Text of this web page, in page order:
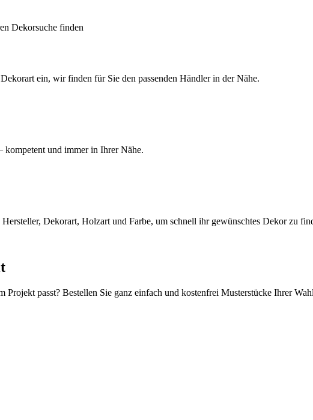
Dekorsuche finden
ein, wir finden für Sie den passenden Händler in der Nähe.
kompetent und immer in Ihrer Nähe.
Dekorart, Holzart und Farbe, um schnell ihr gewünschtes Dekor zu
passt? Bestellen Sie ganz einfach und kostenfrei Musterstücke Ihrer